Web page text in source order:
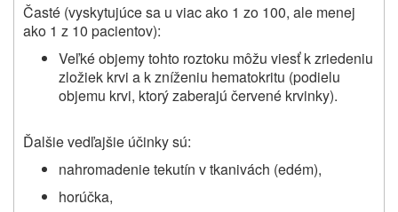
Časté (vyskytujúce sa u viac ako 1 zo 100, ale menej
ako 1 z 10 pacientov):
Veľké objemy tohto roztoku môžu viesť k zriedeniu
zložiek krvi a k zníženiu hematokritu (podielu
objemu krvi, ktorý zaberajú červené krvinky).
Ďalšie vedľajšie účinky sú:
nahromadenie tekutín v tkanivách (edém),
horúčka,